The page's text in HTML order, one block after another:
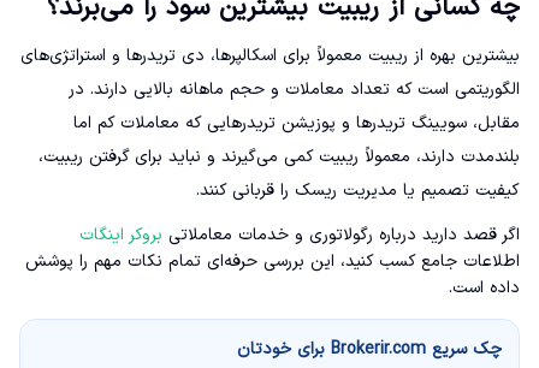
چه کسانی از ریبیت بیشترین سود را می‌برند؟
بیشترین بهره از ریبیت معمولاً برای اسکالپرها، دی تریدرها و استراتژی‌های
الگوریتمی است که تعداد معاملات و حجم ماهانه بالایی دارند. در
مقابل، سویینگ تریدرها و پوزیشن تریدرهایی که معاملات کم اما
بلندمدت دارند، معمولاً ریبیت کمی می‌گیرند و نباید برای گرفتن ریبیت،
کیفیت تصمیم یا مدیریت ریسک را قربانی کنند.
اگر قصد دارید درباره رگولاتوری و خدمات معاملاتی بروکر اینگات
اطلاعات جامع کسب کنید، این بررسی حرفه‌ای تمام نکات مهم را پوشش
داده است.
چک سریع Brokerir.com برای خودتان